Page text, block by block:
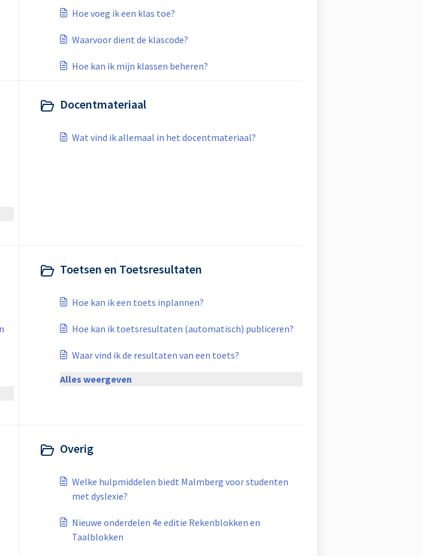
Hoe voeg ik een klas toe?
Waarvoor dient de klascode?
Hoe kan ik mijn klassen beheren?
Docentmateriaal
Wat vind ik allemaal in het docentmateriaal?
Toetsen en Toetsresultaten
Hoe kan ik een toets inplannen?
Hoe kan ik toetsresultaten (automatisch) publiceren?
Waar vind ik de resultaten van een toets?
Alles weergeven
Overig
Welke hulpmiddelen biedt Malmberg voor studenten
met dyslexie?
Nieuwe onderdelen 4e editie Rekenblokken en
Taalblokken